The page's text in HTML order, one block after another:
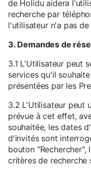
de Holidu aidera
recherche par
l'utilisateur n'a pas
3. Demandes de
3.1 L'Utilisateur peut
services qu'il
présentées par les
3.2 L'Utilisateur peut
prévue à cet effet,
souhaitée, les dates
d'invités sont
bouton
critères de recherche